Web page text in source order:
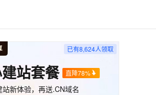
已有8,624人领取
站套餐 直降78%
站新体验，再送.CN域名
Qwen3-TTS-Flash
Cosyvoice-V3-Flash
国内短信简单易用，安全可靠，秒级触达，全球覆盖200+国家和地区。
应用身份服务 (IDaaS)
供自动弹性内存功能
Milvus 弹性伸缩功能新增节
10 分钟搭建微信、支付宝小程序
高效部署网站，快速应用到小程序
创新加速
上云场景组合购
安全
合作伙伴培训与认证
登录合作伙伴管理后台
我要建议
我要投诉